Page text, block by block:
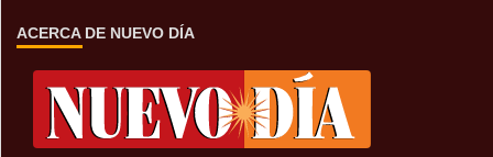
ACERCA DE NUEVO DÍA